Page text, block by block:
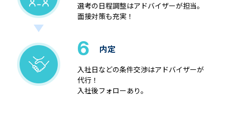
選考の日程調整はアドバイザーが担当。
面接対策も充実！
6 内定
入社日などの条件交渉はアドバイザーが
代行！
入社後フォローあり。